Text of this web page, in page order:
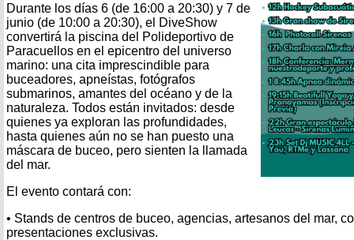
Durante los días 6 (de 16:00 a 20:30) y 7 de
junio (de 10:00 a 20:30), el DiveShow
convertirá la piscina del Polideportivo de
Paracuellos en el epicentro del universo
marino: una cita imprescindible para
buceadores, apneístas, fotógrafos
submarinos, amantes del océano y de la
naturaleza. Todos están invitados: desde
quienes ya exploran las profundidades,
hasta quienes aún no se han puesto una
máscara de buceo, pero sienten la llamada
del mar.
El evento contará con:
• Stands de centros de buceo, agencias, artesanos del mar,
presentaciones exclusivas.